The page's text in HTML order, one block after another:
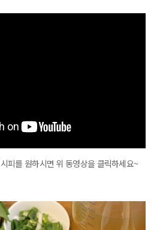
피를 원하시면 위 동영상을 클릭하세요~